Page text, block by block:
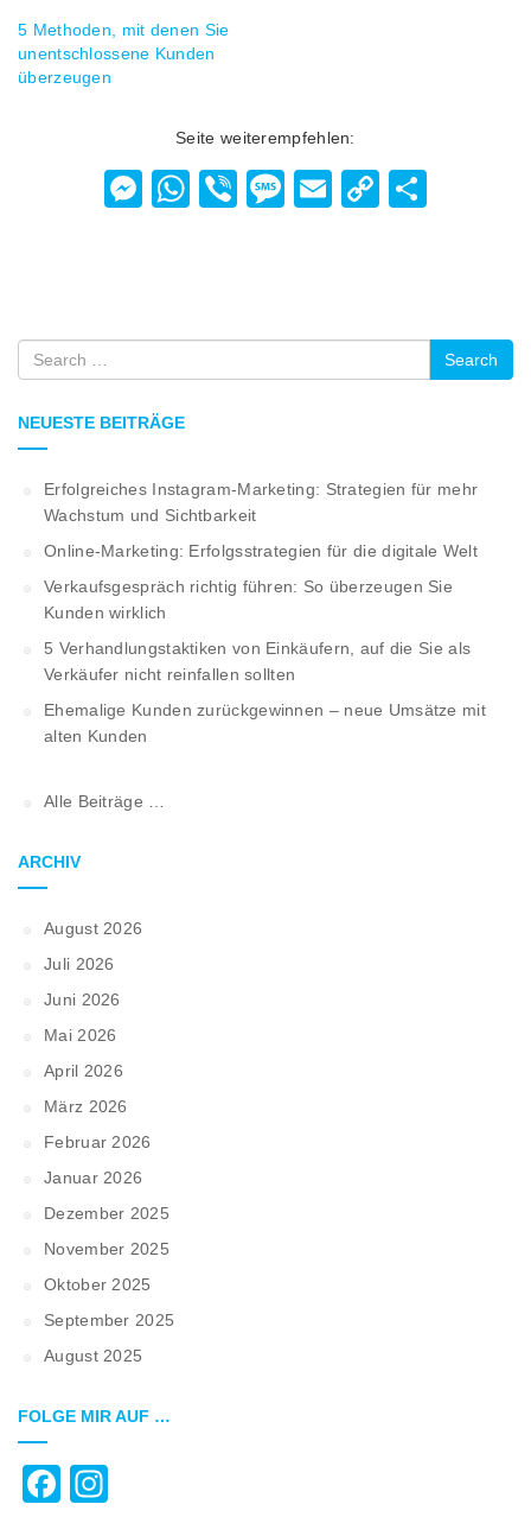
5 Methoden, mit denen Sie
unentschlossene Kunden
überzeugen
Seite weiterempfehlen:
Messenger
WhatsApp
ViberMessage
EmailCopy
Search
NEUESTE BEITRÄGE
Erfolgreiches Instagram-Marketing: Strategien für mehr
Wachstum und Sichtbarkeit
Online-Marketing: Erfolgsstrategien für die digitale Welt
Verkaufsgespräch richtig führen: So überzeugen Sie
Kunden wirklich
5 Verhandlungstaktiken von Einkäufern, auf die Sie als
Verkäufer nicht reinfallen sollten
Ehemalige Kunden zurückgewinnen – neue Umsätze mit
alten Kunden
Alle Beiträge …
ARCHIV
August 2026
Juli 2026
Juni 2026
Mai 2026
April 2026
März 2026
Februar 2026
Januar 2026
Dezember 2025
November 2025
Oktober 2025
September 2025
August 2025
FOLGE MIR AUF …
Facebook